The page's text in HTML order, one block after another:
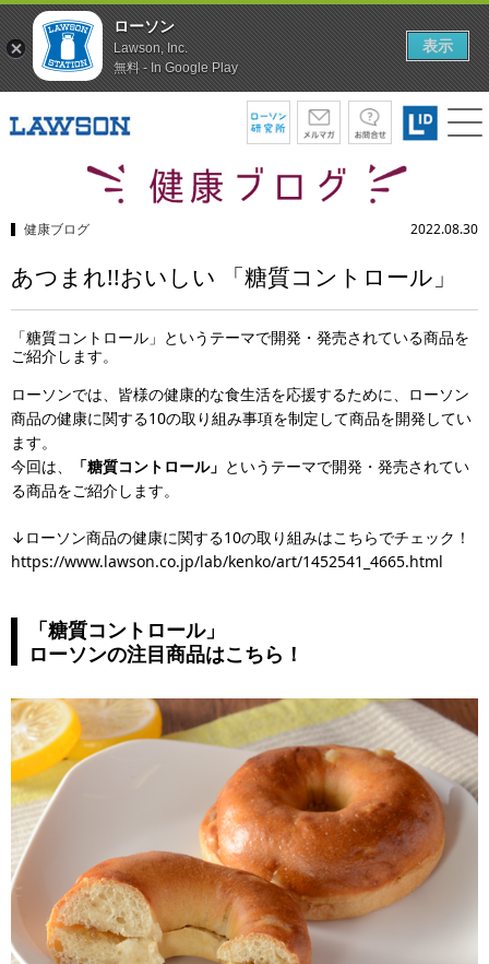
健康ブログ 2022.08.30
あつまれ!!おいしい 「糖質コントロール」
「糖質コントロール」というテーマで開発・発売されている商品を
ご紹介します。
ローソンでは、皆様の健康的な食生活を応援するために、ローソン
商品の健康に関する10の取り組み事項を制定して商品を開発してい
ます。
今回は、
「糖質コントロール」 というテーマで開発・発売されてい
る商品をご紹介します。
↓ローソン商品の健康に関する10の取り組みはこちらでチェック！
https://www.lawson.co.jp/lab/kenko/art/1452541_4665.html
「糖質コントロール」
ローソンの注目商品はこちら！
ローソン
Lawson, Inc.
無料 - In Google Play
表示